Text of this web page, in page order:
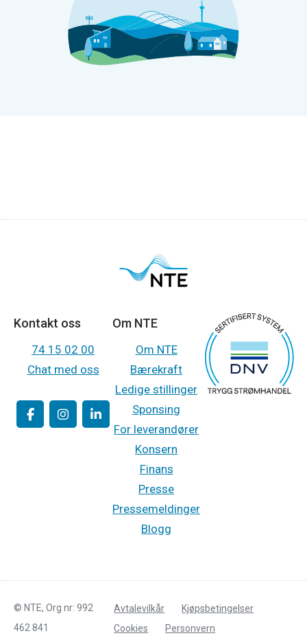
Kontakt oss
74 15 02 00
Chat med oss
Om NTE
Om NTE
Bærekraft
Ledige stillinger
Sponsing
For leverandører
Konsern
Finans
Presse
Pressemeldinger
Blogg
© NTE, Org nr: 992
462 841
Avtalevilkår
Kjøpsbetingelser
Cookies
Personvern